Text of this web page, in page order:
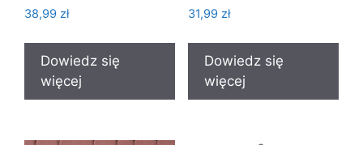
38,99 zł
Dowiedz się
więcej
31,99 zł
Dowiedz się
więcej